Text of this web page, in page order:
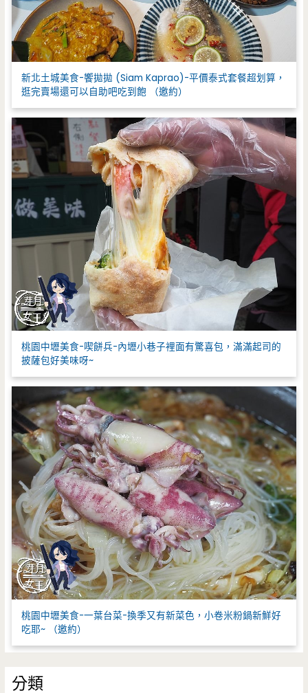
新北土城美食-饗拋拋 (Siam Kaprao)-平價泰式套餐超划算，
逛完賣場還可以自助吧吃到飽 （邀約）
桃園中壢美食-喫餅兵-內壢小巷子裡面有驚喜包，滿滿起司的
披薩包好美味呀~
桃園中壢美食-一葉台菜-換季又有新菜色，小卷米粉鍋新鮮好
吃耶~ （邀約）
分類